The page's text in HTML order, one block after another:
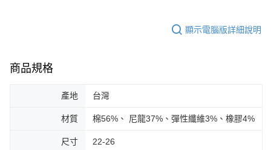
顯示電腦版詳細說明
商品規格
產地 台灣
材質 棉56%、 尼龍37%、彈性纖維3%、橡膠4%
尺寸 22-26